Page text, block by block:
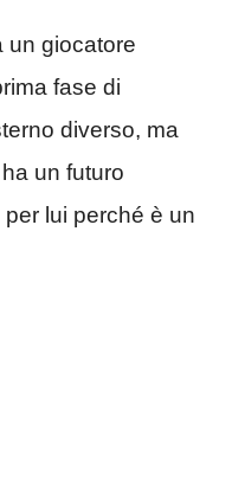
un giocatore
fase di
diverso, ma
ha un futuro
lui perché è un